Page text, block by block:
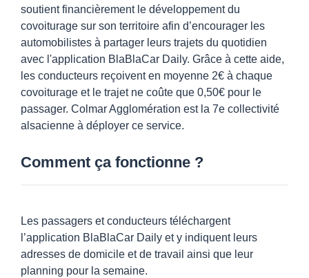
soutient financièrement le développement du
covoiturage sur son territoire afin d’encourager les
automobilistes à partager leurs trajets du quotidien
avec l'application BlaBlaCar Daily. Grâce à cette aide,
les conducteurs reçoivent en moyenne 2€ à chaque
covoiturage et le trajet ne coûte que 0,50€ pour le
passager. Colmar Agglomération est la 7e collectivité
alsacienne à déployer ce service.
Comment ça fonctionne ?
Les passagers et conducteurs téléchargent
l’application BlaBlaCar Daily et y indiquent leurs
adresses de domicile et de travail ainsi que leur
planning pour la semaine.